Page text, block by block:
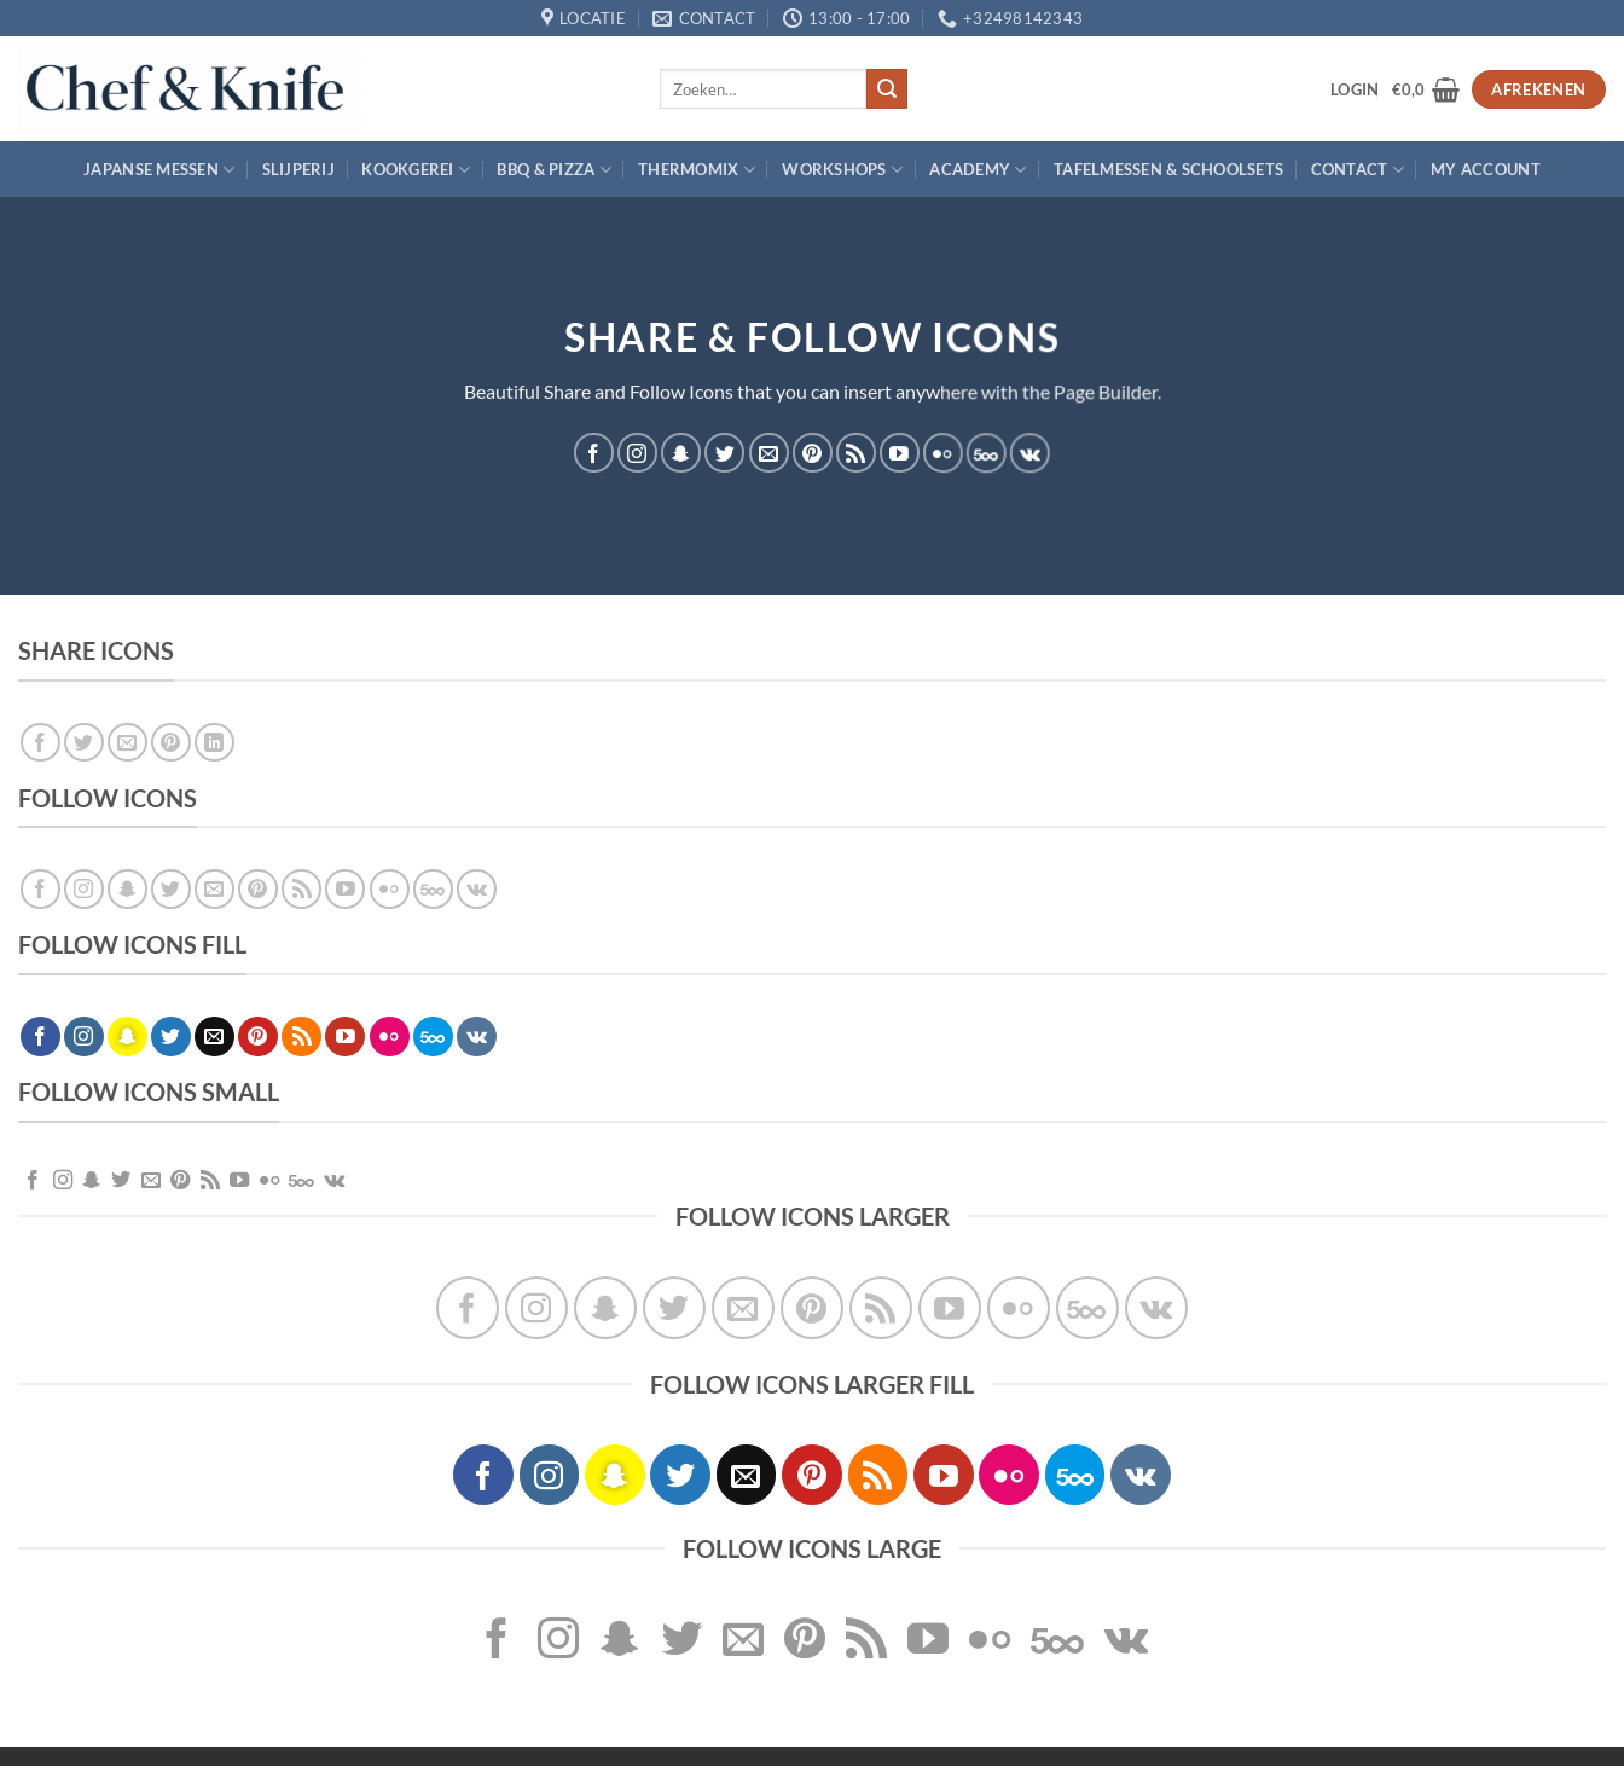
naar
inhoud
LOCATIE CONTACT 13:00 - 17:00 +32498142343
LOGIN €0,0 AFREKENEN
JAPANSE MESSEN SLIJPERIJ KOOKGEREI BBQ & PIZZA THERMOMIX WORKSHOPS ACADEMY TAFELMESSEN & SCHOOLSETS CONTACT MY ACCOUNT
SHARE & FOLLOW ICONS
Beautiful Share and Follow Icons that you can insert anywhere with the Page Builder.
SHARE ICONS
FOLLOW ICONS
FOLLOW ICONS FILL
FOLLOW ICONS SMALL
FOLLOW ICONS LARGER
FOLLOW ICONS LARGER FILL
FOLLOW ICONS LARGE